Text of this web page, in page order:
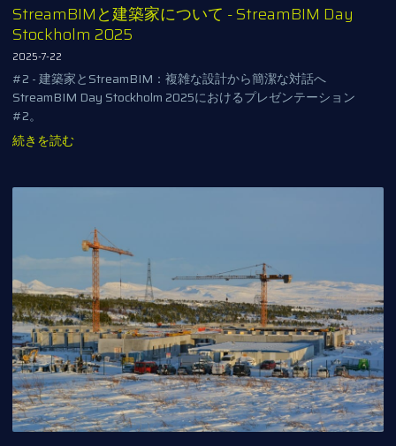
StreamBIMと建築家について - StreamBIM Day
Stockholm 2025
2025-7-22
#2 - 建築家とStreamBIM：複雑な設計から簡潔な対話へ
StreamBIM Day Stockholm 2025におけるプレゼンテーション
#2。
続きを読む